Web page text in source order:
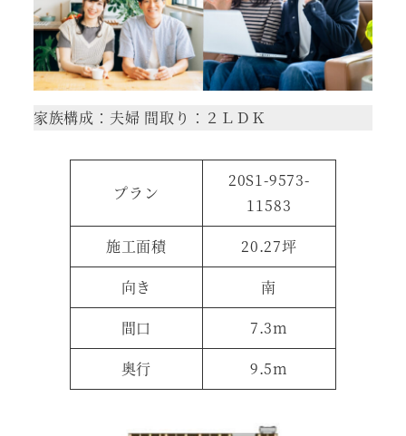
家族構成：夫婦 間取り：２ＬＤＫ
プラン
20S1-9573-
11583
施工面積
20.27坪
向き
南
間口
7.3m
奥行
9.5m